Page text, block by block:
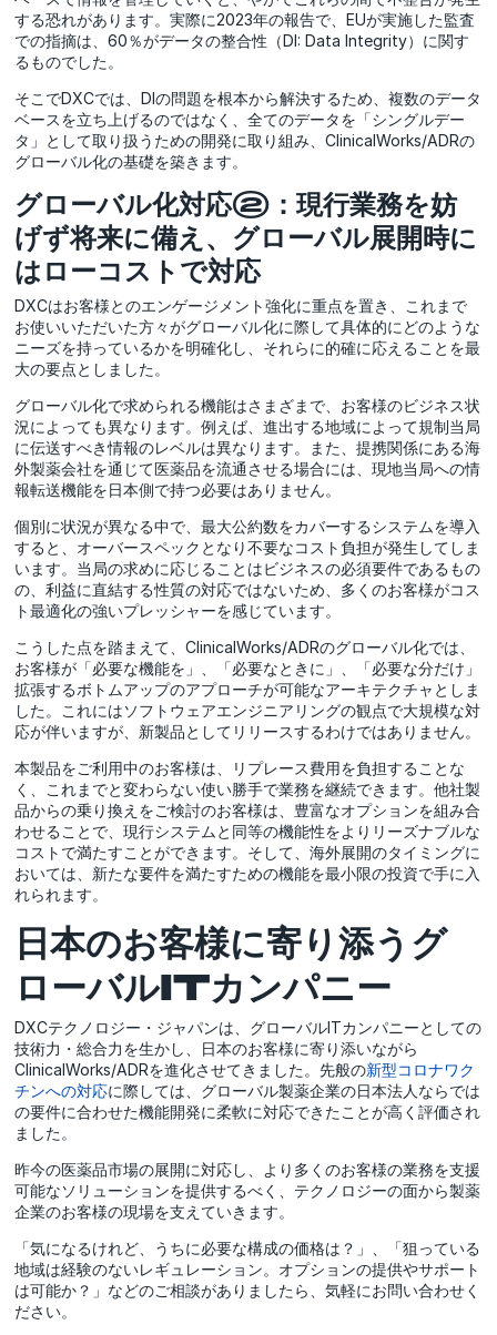
する恐れがあります。実際に2023年の報告で、EUが実施した監査
での指摘は、60％がデータの整合性（DI: Data Integrity）に関す
るものでした。
そこでDXCでは、DIの問題を根本から解決するため、複数のデータ
ベースを立ち上げるのではなく、全てのデータを「シングルデー
タ」として取り扱うための開発に取り組み、ClinicalWorks/ADRの
グローバル化の基礎を築きます。
グローバル化対応②：現行業務を妨
げず将来に備え、グローバル展開時に
はローコストで対応
DXCはお客様とのエンゲージメント強化に重点を置き、これまで
お使いいただいた方々がグローバル化に際して具体的にどのような
ニーズを持っているかを明確化し、それらに的確に応えることを最
大の要点としました。
グローバル化で求められる機能はさまざまで、お客様のビジネス状
況によっても異なります。例えば、進出する地域によって規制当局
に伝送すべき情報のレベルは異なります。また、提携関係にある海
外製薬会社を通じて医薬品を流通させる場合には、現地当局への情
報転送機能を日本側で持つ必要はありません。
個別に状況が異なる中で、最大公約数をカバーするシステムを導入
すると、オーバースペックとなり不要なコスト負担が発生してしま
います。当局の求めに応じることはビジネスの必須要件であるもの
の、利益に直結する性質の対応ではないため、多くのお客様がコス
ト最適化の強いプレッシャーを感じています。
こうした点を踏まえて、ClinicalWorks/ADRのグローバル化では、
お客様が「必要な機能を」、「必要なときに」、「必要な分だけ」
拡張するボトムアップのアプローチが可能なアーキテクチャとしま
した。これにはソフトウェアエンジニアリングの観点で大規模な対
応が伴いますが、新製品としてリリースするわけではありません。
本製品をご利用中のお客様は、リプレース費用を負担することな
く、これまでと変わらない使い勝手で業務を継続できます。他社製
品からの乗り換えをご検討のお客様は、豊富なオプションを組み合
わせることで、現行システムと同等の機能性をよりリーズナブルな
コストで満たすことができます。そして、海外展開のタイミングに
おいては、新たな要件を満たすための機能を最小限の投資で手に入
れられます。
日本のお客様に寄り添うグ
ローバルITカンパニー
DXCテクノロジー・ジャパンは、グローバルITカンパニーとしての
技術力・総合力を生かし、日本のお客様に寄り添いながら
ClinicalWorks/ADRを進化させてきました。先般の新型コロナワク
チンへの対応に際しては、グローバル製薬企業の日本法人ならでは
の要件に合わせた機能開発に柔軟に対応できたことが高く評価され
ました。
昨今の医薬品市場の展開に対応し、より多くのお客様の業務を支援
可能なソリューションを提供するべく、テクノロジーの面から製薬
企業のお客様の現場を支えていきます。
「気になるけれど、うちに必要な構成の価格は？」、「狙っている
地域は経験のないレギュレーション。オプションの提供やサポート
は可能か？」などのご相談がありましたら、気軽にお問い合わせく
ださい。